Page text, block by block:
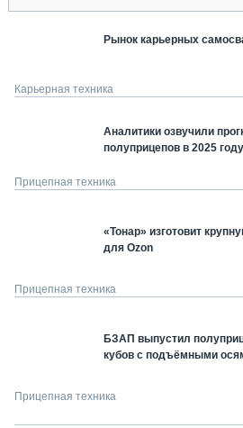
Рынок карьерных
Карьерная техника
Аналитики озвучили
полуприцепов в 2025 году
Прицепная техника
«Тонар» изготовит
для Ozon
Прицепная техника
БЗАП выпустил
кубов с подъёмными
Прицепная техника